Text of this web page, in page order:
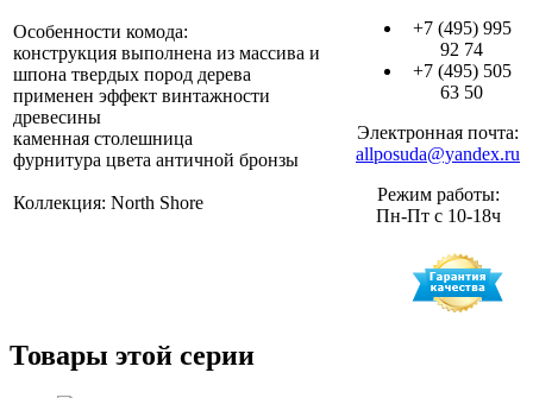
Особенности комода:
конструкция выполнена из массива и
шпона твердых пород дерева
применен эффект винтажности
древесины
каменная столешница
фурнитура цвета античной бронзы
Коллекция: North Shore
+7 (495) 995
92 74
+7 (495) 505
63 50
Электронная почта:
allposuda@yandex.ru
Режим работы:
Пн-Пт с 10-18ч
Товары этой серии